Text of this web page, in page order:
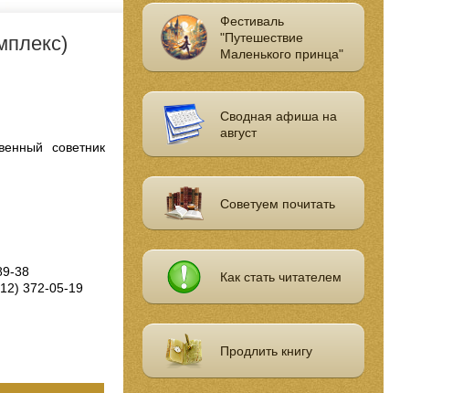
советник
38
372-05-19
Фестиваль
"Путешествие
Маленького принца"
Сводная афиша на
август
Советуем почитать
Как стать читателем
Продлить книгу